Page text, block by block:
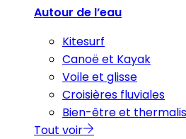
Autour de l’eau
Kitesurf
Canoë et Kayak
Voile et glisse
Croisières fluviales
Bien-être et
Tout voir